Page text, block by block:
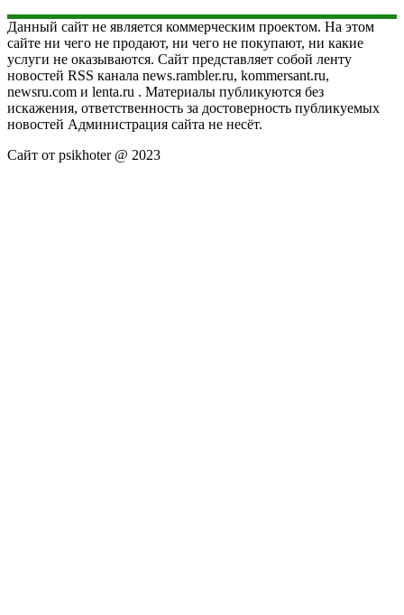
Данный сайт не является коммерческим проектом. На этом
сайте ни чего не продают, ни чего не покупают, ни какие
услуги не оказываются. Сайт представляет собой ленту
новостей RSS канала news.rambler.ru, kommersant.ru,
newsru.com и lenta.ru . Материалы публикуются без
искажения, ответственность за достоверность публикуемых
новостей Администрация сайта не несёт.
Сайт от psikhoter @ 2023